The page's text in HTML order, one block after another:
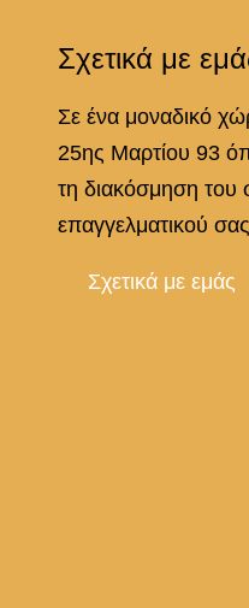
Σχετικά με
Σε ένα μοναδικό
25ης Μαρτίου 93
τη διακόσμηση του
επαγγελματικού
Σχετικά με εμάς